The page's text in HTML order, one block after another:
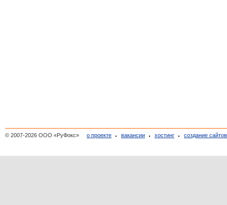
© 2007-2026 ООО «РуФокс» о проекте вакансии хостинг создание сайтов